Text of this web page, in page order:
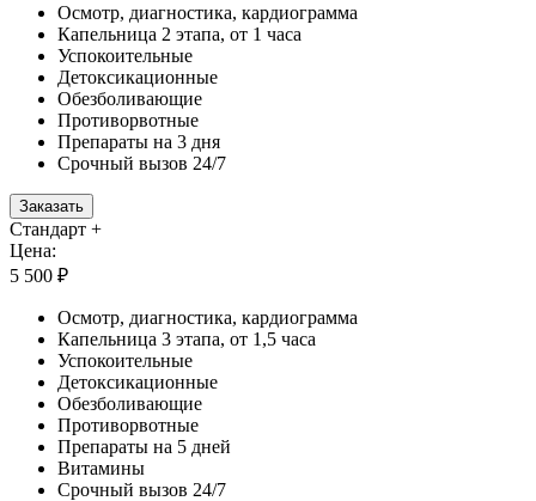
Осмотр, диагностика, кардиограмма
Капельница 2 этапа, от 1 часа
Успокоительные
Детоксикационные
Обезболивающие
Противорвотные
Препараты на 3 дня
Срочный вызов 24/7
Заказать
Стандарт +
Цена:
5 500 ₽
Осмотр, диагностика, кардиограмма
Капельница 3 этапа, от 1,5 часа
Успокоительные
Детоксикационные
Обезболивающие
Противорвотные
Препараты на 5 дней
Витамины
Срочный вызов 24/7